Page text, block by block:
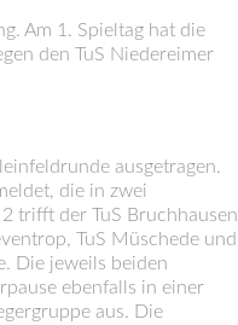
Am 1. Spieltag hat die
den TuS Niedereimer
ausgetragen.
die in zwei
trifft der TuS Bruchhausen
TuS Müschede und
Die jeweils beiden
ebenfalls in einer
aus. Die